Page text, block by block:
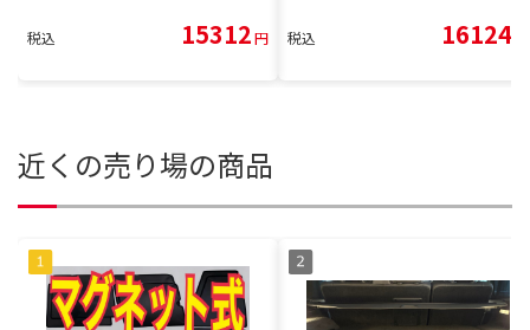
税込 15312円 税込 16124
近くの売り場の商品